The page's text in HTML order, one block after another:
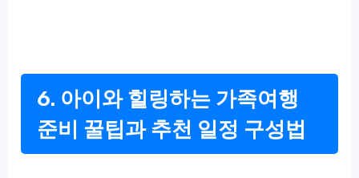
6. 아이와 힐링하는 가족여행
준비 꿀팁과 추천 일정 구성법